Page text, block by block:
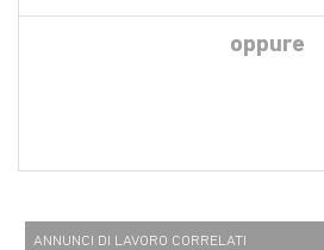
oppure
ANNUNCI DI LAVORO CORRELATI